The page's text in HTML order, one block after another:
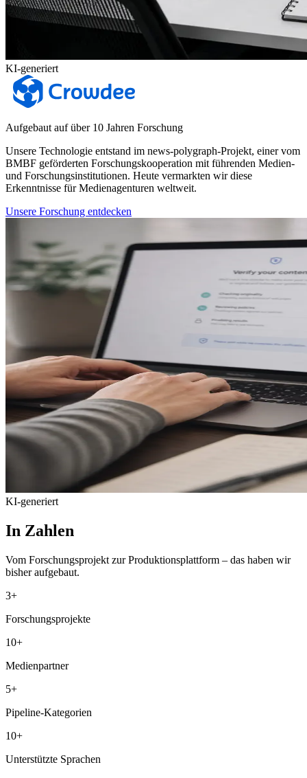
KI-generiert
Aufgebaut auf über 10 Jahren Forschung
Unsere Technologie entstand im news-polygraph-Projekt, einer vom
BMBF geförderten Forschungskooperation mit führenden Medien-
und Forschungsinstitutionen. Heute vermarkten wir diese
Erkenntnisse für Medienagenturen weltweit.
Unsere Forschung entdecken
KI-generiert
In Zahlen
Vom Forschungsprojekt zur Produktionsplattform – das haben wir
bisher aufgebaut.
3+
Forschungsprojekte
10+
Medienpartner
5+
Pipeline-Kategorien
10+
Unterstützte Sprachen